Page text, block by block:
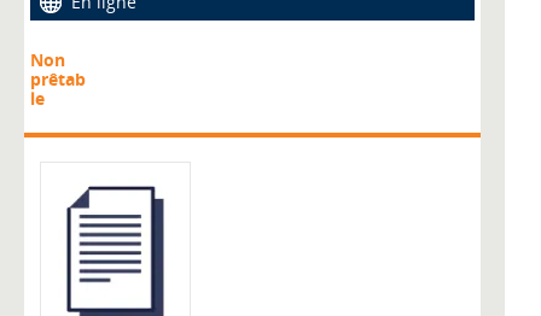
Non
prêtab
le